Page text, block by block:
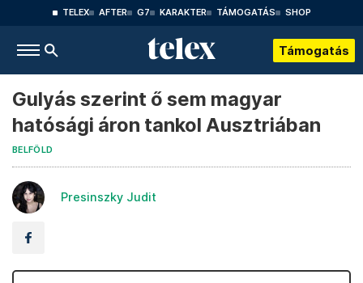
TELEX AFTER G7 KARAKTER TÁMOGATÁS SHOP
Támogatás
Gulyás szerint ő sem magyar
hatósági áron tankol Ausztriában
BELFÖLD
Presinszky Judit